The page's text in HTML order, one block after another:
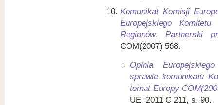
Komunikat Komisji
Europejskiego Komitetu
Regionów. Partnerski
COM(2007) 568.
Opinia
sprawie komunikatu
temat Europy
UE 2011 C 211, s. 90.